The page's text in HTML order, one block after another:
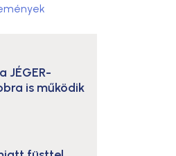
JÉGER-
is működik